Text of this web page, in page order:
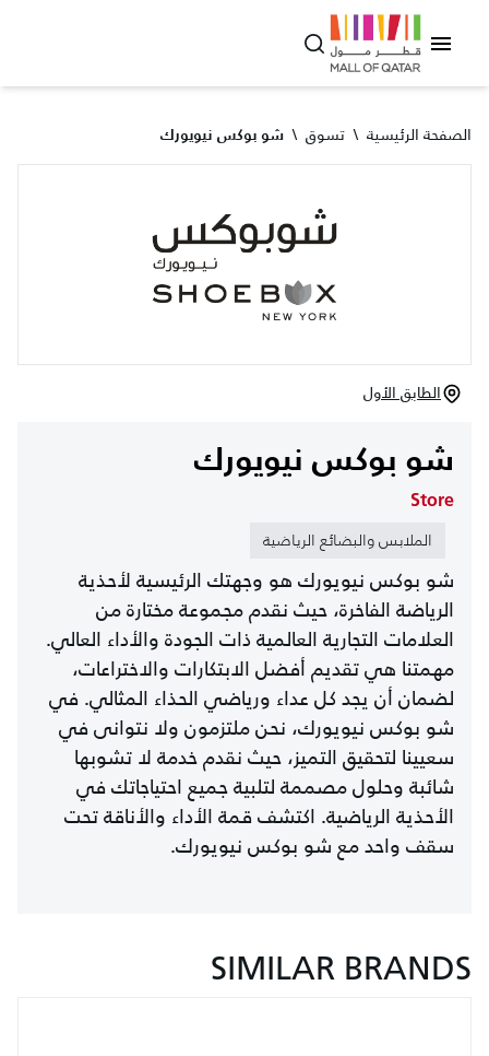
الصفحة الرئيسية \ تسوق \ شو بوكس نيويورك
الطابق الأول
شو بوكس نيويورك
Store
الملابس والبضائع الرياضية
شو بوكس نيويورك هو وجهتك الرئيسية لأحذية
الرياضة الفاخرة، حيث نقدم مجموعة مختارة من
العلامات التجارية العالمية ذات الجودة والأداء العالي.
مهمتنا هي تقديم أفضل الابتكارات والاختراعات،
لضمان أن يجد كل عداء ورياضي الحذاء المثالي. في
شو بوكس نيويورك، نحن ملتزمون ولا نتوانى في
سعيينا لتحقيق التميز، حيث نقدم خدمة لا تشوبها
شائبة وحلول مصممة لتلبية جميع احتياجاتك في
الأحذية الرياضية. اكتشف قمة الأداء والأناقة تحت
سقف واحد مع شو بوكس نيويورك.
SIMILAR BRANDS